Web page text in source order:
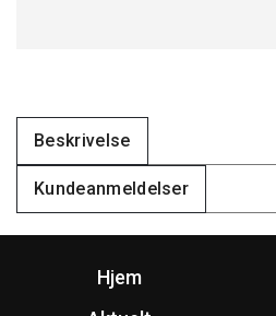
Beskrivelse
Kundeanmeldelser
Hjem